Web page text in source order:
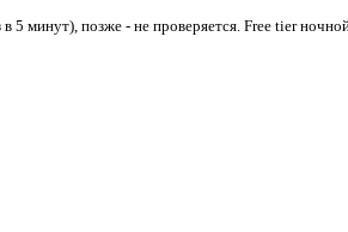
5 минут), позже - не проверяется. Free tier